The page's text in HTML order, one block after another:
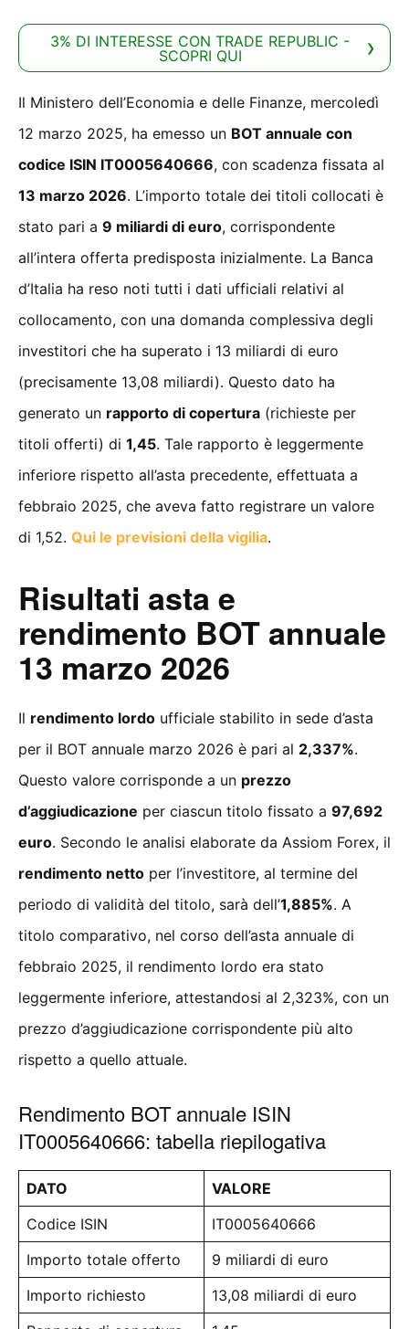
3% DI INTERESSE CON TRADE REPUBLIC -
SCOPRI QUI
Il Ministero dell’Economia e delle Finanze, mercoledì
12 marzo 2025, ha emesso un BOT annuale con
codice ISIN IT0005640666, con scadenza fissata al
13 marzo 2026. L’importo totale dei titoli collocati è
stato pari a 9 miliardi di euro, corrispondente
all’intera offerta predisposta inizialmente. La Banca
d’Italia ha reso noti tutti i dati ufficiali relativi al
collocamento, con una domanda complessiva degli
investitori che ha superato i 13 miliardi di euro
(precisamente 13,08 miliardi). Questo dato ha
generato un rapporto di copertura (richieste per
titoli offerti) di 1,45. Tale rapporto è leggermente
inferiore rispetto all’asta precedente, effettuata a
febbraio 2025, che aveva fatto registrare un valore
di 1,52. Qui le previsioni della vigilia.
Risultati asta e
rendimento BOT annuale
13 marzo 2026
Il rendimento lordo ufficiale stabilito in sede d’asta
per il BOT annuale marzo 2026 è pari al 2,337%.
Questo valore corrisponde a un prezzo
d’aggiudicazione per ciascun titolo fissato a 97,692
euro. Secondo le analisi elaborate da Assiom Forex, il
rendimento netto per l’investitore, al termine del
periodo di validità del titolo, sarà dell’1,885%. A
titolo comparativo, nel corso dell’asta annuale di
febbraio 2025, il rendimento lordo era stato
leggermente inferiore, attestandosi al 2,323%, con un
prezzo d’aggiudicazione corrispondente più alto
rispetto a quello attuale.
Rendimento BOT annuale ISIN
IT0005640666: tabella riepilogativa
DATO
VALORE
Codice ISIN
IT0005640666
Importo totale offerto
9 miliardi di euro
Importo richiesto
13,08 miliardi di euro